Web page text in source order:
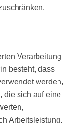
Verarbeitung
besteht, dass
werden,
die sich auf eine
Arbeitsleistung,